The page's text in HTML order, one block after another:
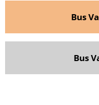
Bus
Bus